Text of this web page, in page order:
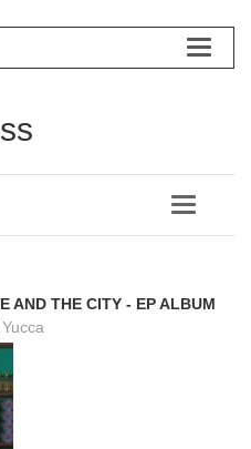
AND THE CITY - EP ALBUM